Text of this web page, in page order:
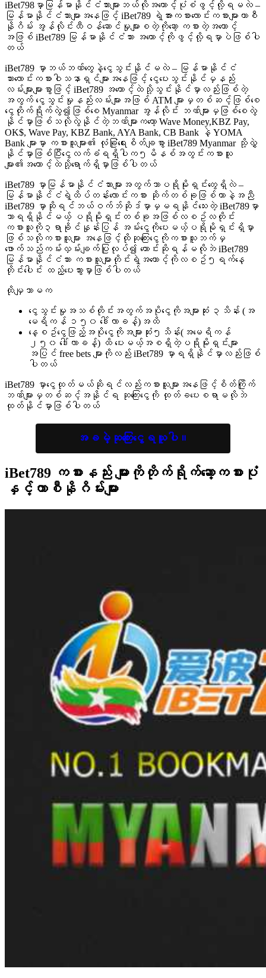
iBet798မှာမြန်မာနိုင်ငံသားများဘယ်လိုအကောင့်ပုံစံဖွင့်လို့ရမလဲ –
မြန်မာနိုင်ငံသားများအနေဖြင့် iBet789 ရဲ့အားကစားလောင်းကစားများးကာစီ
နိုဂိမ်း အွန်လိုင်းထီဝန်ဆောင်မှုများစတဲ့ကိုဆော့ ကစားတဲ့အကောင့်
အဖြစ် iBet789 မြန်မာနိုင်ငံသား အကောင့်ကိုဖွင့်လို့ရမှာပဲဖြစ်ပါ
တယ်
iBet789 မှာဘယ်ဘဏ်တွေနဲ့ငွေသွင်းနိုင်မလဲ – မြန်မာနိုင်ငံ
သားလောင်းကစားဝါသနာရှင်များအနေဖြင့် ငွေပေးသွင်းနိုင်မှနည်း
လမ်းများများစွာဖြင့် iBet789 အကောင့်ထဲသို့သွင်းနိုင်မှာလည်းဖြစ်တဲ့
အတွက် ငွေသွင်းမှုနည်းလမ်းများအဖြစ် ATM များမှတစ်ဆင့်ဖြစ်စေ
ငွေတိုက်ရိုက်လွဲ၍ဖြစ်စေ Myanmar အွန်လိုင်း ဘဏ်များမှဖြစ်စေလွဲ
နိုင်မှာဖြစ်သလိုလွဲနိုင်တဲ့ဘဏ်များကတော့ Wave Money,KBZ Pay,
OK$, Wave Pay, KBZ Bank, AYA Bank, CB Bank နဲ့ YOMA
Bank များမှာ ကစားသူများ၏ လုံခြုံရေးစိတ်ချစွာ iBet789 Myanmar သို့လွှဲ
နိုင်မှာဖြစ်ပြီးငွေလက်ခံရရှိပါက၅မိနစ်အတွင်းကစားသူ
များ၏အကောင့်ထဲသို့ရောက်ရှိမှာဖြစ်ပါတယ်
iBet789 မှာမြန်မာနိုင်ငံသားများအတွက်ဘာပရိုမိုးရှင်းတွေရှိလဲ –
မြန်မာနိုင်ငံရဲ့ထိပ်တန်းလောင်းကစား ဆိုက်တစ်ခုဖြစ်တာနဲ့အညီ
iBet789 မှာဆိုရင်ဘယ်ဝက်ဘ်ဆိုဒ်မှာမှမရနိုင်သေးတဲ့ iBet789မှာ
သာရရှိနိုင်မယ့် ပရိုမိုးရှင်းတစ်ခုအဖြစ်လစဥ်လတိုင်း
ကစားသူကို၃ရာခိုင်နှုန်းပြန် အမ်းငွေကိုပေးမယ့်ပရိုမိုရှင်းရှိမှာ
ဖြစ်သလိုကစားသူများ အနေဖြင့်ထိုဆုကြေးငွေကိုကစားသူဘက်မှ
ဖောက်သည်ကမ်းလှမ်းချက်ပြုလုပ်၍ တောင်းဆိုရန်မလိုဘဲ iBet789
မြန်မာနိုင်ငံသား ကစားသူများတိုင်းရဲ့အကောင့်ကိုလစဥ်၅ရက်နေ့
တိုင်းပေါင်း ထည့်ပေးသွားမှာဖြစ်ပါတယ်
ထိုမျှသာမက
ငွေသွင်းမှုအသစ်တိုင်းအတွက်အပိုငွေကိုအများဆုံး ၃သိန်း (အ
မေရိကန် ၁၅၀ ဒေါ်လာခန့်)အထိ
နေ့စဥ်ငွေဖြည့်အပိုငွေကိုအများဆုံး၅သိန်း(အမေရိကန်
၂၅၀ ဒေါ်လာခန့်) ထိ ပေးမယ့်အစရှိတဲ့ပရိုမိုးရှင်းများ
အပြင် free bets များကိုလည်း iBet789 မှာရရှိနိုင်မှာလည်းဖြစ်
ပါတယ်
iBet789 မှာငွေထုတ်မယ်ဆိုရင်လည်းကစားသူများအနေဖြင့်စိတ်ကြိုက်
ဘဏ်များမှတစ်ဆင့်အနိုင်ရ ဆုကြေးငွေကို ထုတ်ခပေးစရာမလိုဘဲ
ထုတ်နိုင်မှာဖြစ်ပါတယ်
အခမဲ့ဆုကြေးငွေရယူပါ။
iBet789 ကစားနည်းများကိုတိုက်ရိုက်ဆော့ကစားပုံ
နှင့်ကာစီနိုဂိမ်းများ